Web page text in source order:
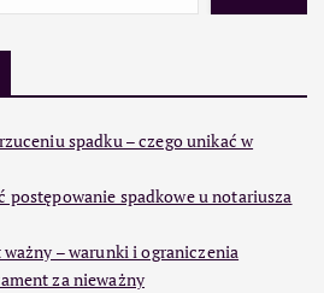
spadku – czego unikać w
spadkowe u notariusza
– warunki i ograniczenia
za nieważny